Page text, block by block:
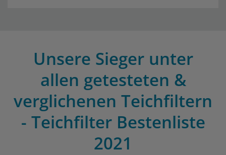
Unsere Sieger unter
allen getesteten &
verglichenen Teichfiltern
- Teichfilter Bestenliste
2021